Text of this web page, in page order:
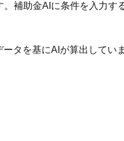
補助金AIに条件を入力
タを基にAIが算出してい